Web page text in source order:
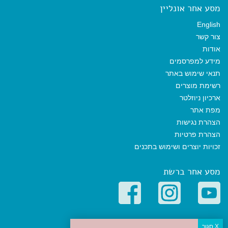
מסע אחר אונליין
English
צור קשר
אודות
מידע למפרסמים
תנאי שימוש באתר
רשימת מוצרים
ארכיון ניוזלטר
מפת אתר
הצהרת נגישות
הצהרת פרטיות
זכויות יוצרים ושימוש בתכנים
מסע אחר ברשת
קטגוריות פופולריות